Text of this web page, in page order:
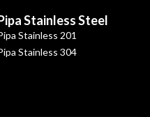
Stainless Steel
Stainless 201
Stainless 304